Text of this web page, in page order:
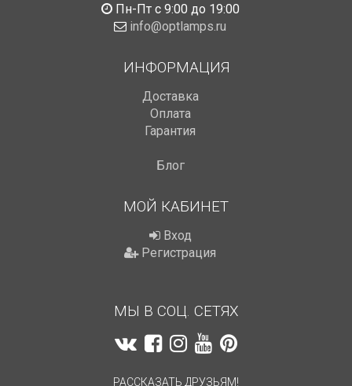
Пн-Пт с 9:00 до 19:00
info@optlamps.ru
ИНФОРМАЦИЯ
Доставка
Оплата
Гарантия
Блог
МОЙ КАБИНЕТ
Вход
Регистрация
МЫ В СОЦ. СЕТЯХ
РАССКАЗАТЬ ДРУЗЬЯМ!